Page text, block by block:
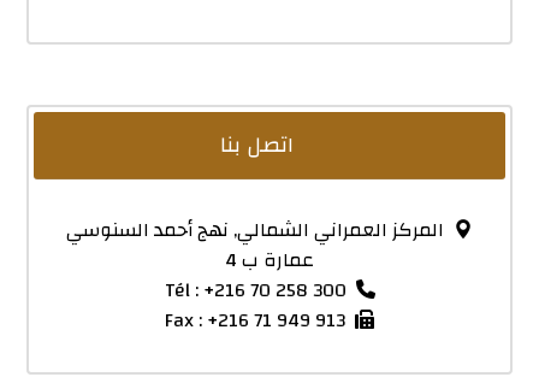
اتصل بنا
المركز العمراني الشمالي, نهج أحمد السنوسي
عمارة ب 4
Tél : +216 70 258 300
Fax : +216 71 949 913